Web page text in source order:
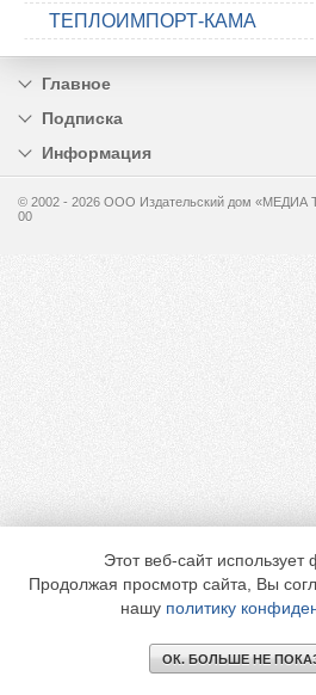
ТЕПЛОИМПОРТ-КАМА
Главное
Подписка
Информация
© 2002 - 2026 OOO Издательский дом
00
Этот веб-сайт
Продолжая просмотр сайта, Вы
нашу политику
ОК. БОЛЬШЕ НЕ